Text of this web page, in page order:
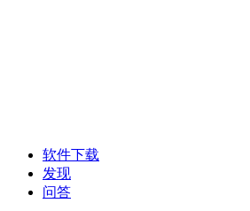
软件下载
发现
问答